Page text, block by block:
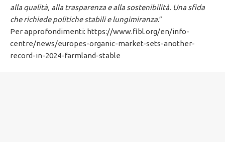
alla qualità, alla trasparenza e alla sostenibilità. Una sfida
che richiede politiche stabili e lungimiranza.”
Per approfondimenti: https://www.fibl.org/en/info-
centre/news/europes-organic-market-sets-another-
record-in-2024-farmland-stable